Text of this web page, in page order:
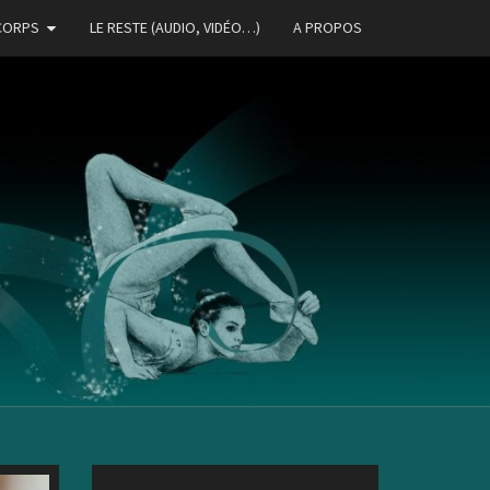
LE RESTE (AUDIO, VIDÉO…) A PROPOS